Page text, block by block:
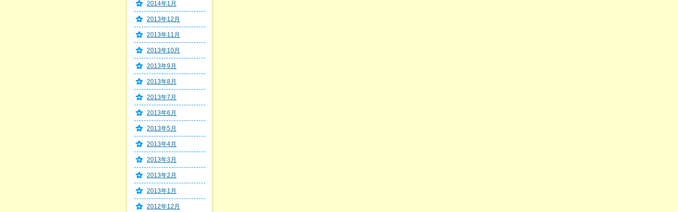
2014年1月
2013年12月
2013年11月
2013年10月
2013年9月
2013年8月
2013年7月
2013年6月
2013年5月
2013年4月
2013年3月
2013年2月
2013年1月
2012年12月